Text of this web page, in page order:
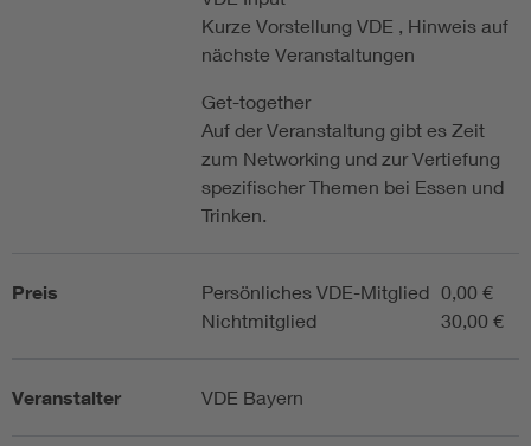
Kurze Vorstellung VDE , Hinweis auf
nächste Veranstaltungen
Get-together
Auf der Veranstaltung gibt es Zeit
zum Networking und zur Vertiefung
spezifischer Themen bei Essen und
Trinken.
Preis Persönliches VDE-Mitglied 0,00 €
Nichtmitglied
30,00 €
Veranstalter VDE Bayern